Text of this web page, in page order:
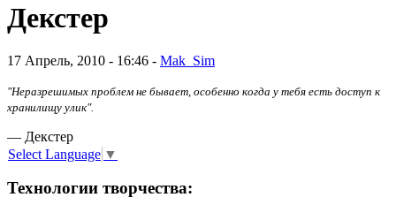
Декстер
17 Апрель, 2010 - 16:46 - Mak_Sim
"Неразрешимых проблем не бывает, особенно когда у тебя есть доступ к
хранилищу улик".
— Декстер
Select Language ▼
Технологии творчества: